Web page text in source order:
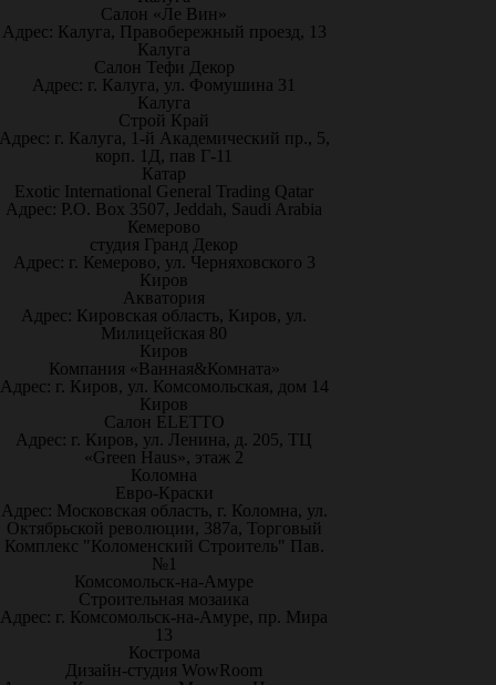
Салон «Ле Вин»
Адрес: Калуга, Правобережный проезд, 13
Калуга
Салон Тефи Декор
Адрес: г. Калуга, ул. Фомушина 31
Калуга
Строй Край
г. Калуга, 1-й Академический пр., 5,
корп. 1Д, пав Г-11
Катар
Exotic International General Trading Qatar
Адрес: P.O. Box 3507, Jeddah, Saudi Arabia
Кемерово
студия Гранд Декор
Адрес: г. Кемерово, ул. Черняховского 3
Киров
Акватория
Адрес: Кировская область, Киров, ул.
Милицейская 80
Киров
Компания «Ванная&Комната»
Адрес: г. Киров, ул. Комсомольская, дом 14
Киров
Салон ELETTO
Адрес: г. Киров, ул. Ленина, д. 205, ТЦ
«Green Haus», этаж 2
Коломна
Евро-Краски
Адрес: Московская область, г. Коломна, ул.
Октябрьской революции, 387а, Торговый
Комплекс "Коломенский Строитель" Пав.
№1
Комсомольск-на-Амуре
Строительная мозаика
Адрес: г. Комсомольск-на-Амуре, пр. Мира
13
Кострома
Дизайн-студия WowRoom